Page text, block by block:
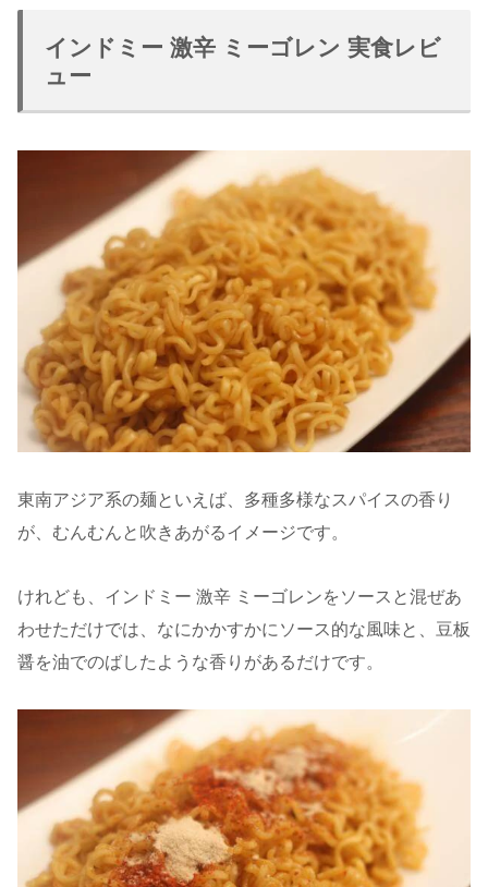
インドミー 激辛 ミーゴレン 実食レビ
ュー
東南アジア系の麺といえば、多種多様なスパイスの香り
が、むんむんと吹きあがるイメージです。
けれども、インドミー 激辛 ミーゴレンをソースと混ぜあ
わせただけでは、なにかかすかにソース的な風味と、豆板
醤を油でのばしたような香りがあるだけです。